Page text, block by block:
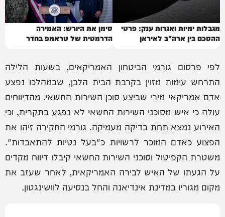
מגבלות ימיות ואגרות ענק: פרטי
ההסכם בין ארה"ב לאיראן
סימן את היורש: האמירה
הדרמטית של טראמפ בחדר
לפי פרסום גורמי הביטחון האמריקאים, בשעות הלילה
התרחש עימות מזוין בקרבת הבית הלבן, שבמהלכו נפצע
אדם אמריקאי מירי שביצע סוכן השירות החשאי. מהדיווחים
עולה כי איש מסוכני השירות החשאי לא נפגע בתקרית, וכי
האירוע נמצא תחת בדיקה מעמיקה. גורמי החקירה זיהו את
הפצוע כאדם המוכר לרשויות כ"בעל נטיות להתאבדות".
משטרת הקפיטול וסוכני השירות החשאי קיבלו דיווח מקדים
על הגעתו של האיש לבירה האמריקאית, לאחר שעזב את
מקום מגוריו במדינת אינדיאנה והחל בנסיעה לוושינגטון.